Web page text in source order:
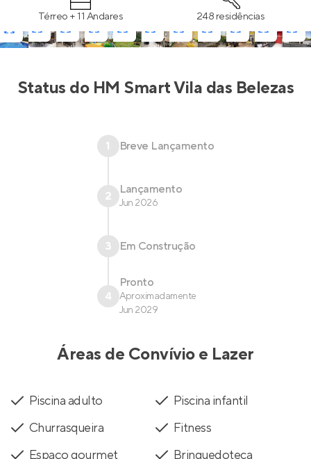
Térreo + 11 Andares 248 residências
Status do HM Smart Vila das Belezas
1 Breve Lançamento
2 Lançamento
Jun 2026
3 Em Construção
4
Pronto
Aproximadamente
Jun 2029
Áreas de Convívio e Lazer
Piscina adulto
Piscina infantil
Churrasqueira
Fitness
Espaço gourmet
Brinquedoteca